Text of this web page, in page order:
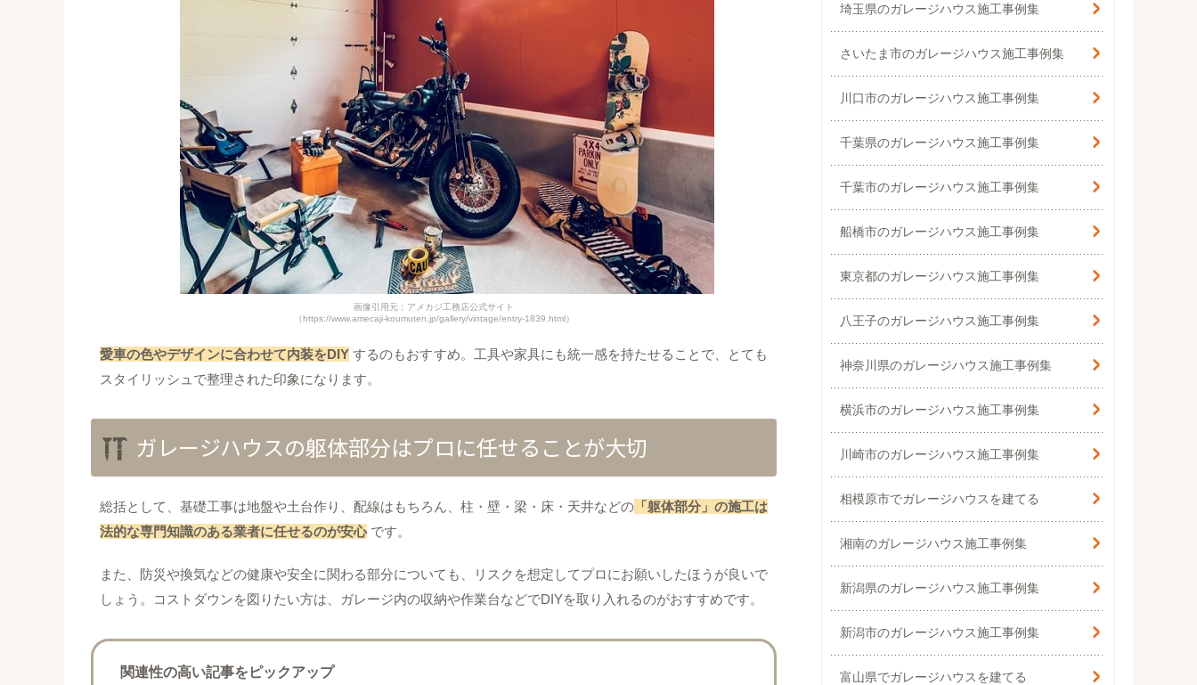
画像引用元：アメカジ工務店公式サイト
（https://www.amecaji-koumuten.jp/gallery/vintage/entry-1839.html）
愛車の色やデザインに合わせて内装をDIY するのもおすすめ。工具や家具にも統一感を持たせることで、とても
スタイリッシュで整理された印象になります。
ガレージハウスの躯体部分はプロに任せることが大切
総括として、基礎工事は地盤や土台作り、配線はもちろん、柱・壁・梁・床・天井などの 「躯体部分」の施工は
法的な専門知識のある業者に任せるのが安心 です。
また、防災や換気などの健康や安全に関わる部分についても、リスクを想定してプロにお願いしたほうが良いで
しょう。コストダウンを図りたい方は、ガレージ内の収納や作業台などでDIYを取り入れるのがおすすめです。
関連性の高い記事をピックアップ
埼玉県のガレージハウス施工事例集
さいたま市のガレージハウス施工事例集
川口市のガレージハウス施工事例集
千葉県のガレージハウス施工事例集
千葉市のガレージハウス施工事例集
船橋市のガレージハウス施工事例集
東京都のガレージハウス施工事例集
八王子のガレージハウス施工事例集
神奈川県のガレージハウス施工事例集
横浜市のガレージハウス施工事例集
川崎市のガレージハウス施工事例集
相模原市でガレージハウスを建てる
湘南のガレージハウス施工事例集
新潟県のガレージハウス施工事例集
新潟市のガレージハウス施工事例集
富山県でガレージハウスを建てる